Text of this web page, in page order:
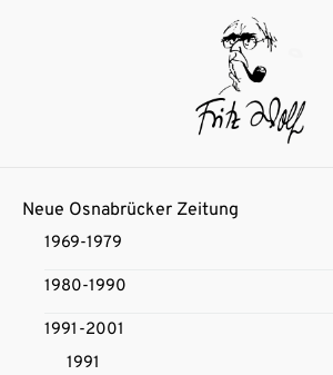
Neue Osnabrücker Zeitung
1969-1979
1980-1990
1991-2001
1991